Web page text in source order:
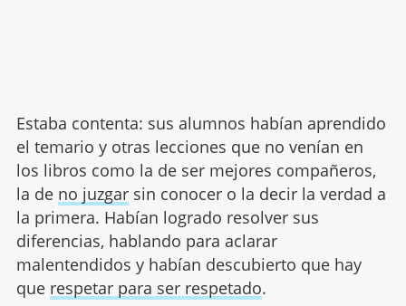
Estaba contenta: sus alumnos habían aprendido
el temario y otras lecciones que no venían en
los libros como la de ser mejores compañeros,
la de no juzgarsin conocer o la decir la verdad a
la primera. Habían logrado resolver sus
diferencias, hablando para aclarar
malentendidos y habían descubierto que hay
que respetar para ser respetado.